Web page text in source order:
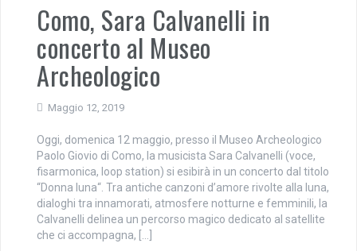
Como, Sara Calvanelli in
concerto al Museo
Archeologico
Maggio 12, 2019
Oggi, domenica 12 maggio, presso il Museo Archeologico
Paolo Giovio di Como, la musicista Sara Calvanelli (voce,
fisarmonica, loop station) si esibirà in un concerto dal titolo
“Donna luna“. Tra antiche canzoni d’amore rivolte alla luna,
dialoghi tra innamorati, atmosfere notturne e femminili, la
Calvanelli delinea un percorso magico dedicato al satellite
che ci accompagna, […]